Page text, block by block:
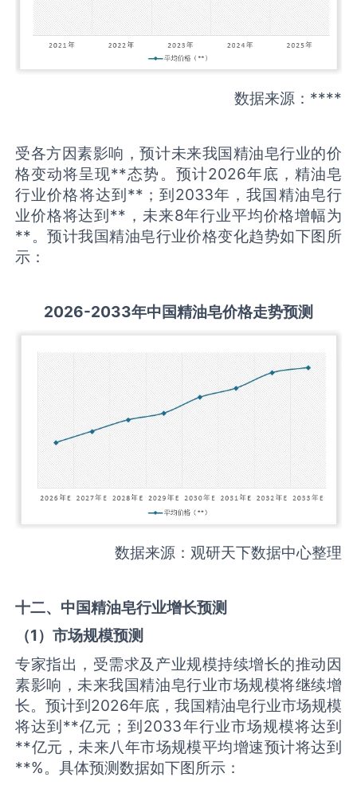
数据来源：****
受各方因素影响，预计未来我国精油皂行业的价
格变动将呈现**态势。预计2026年底，精油皂
行业价格将达到**；到2033年，我国精油皂行
业价格将达到**，未来8年行业平均价格增幅为
**。预计我国精油皂行业价格变化趋势如下图所
示：
2026-2033年中国精油皂价格走势预测
数据来源：观研天下数据中心整理
十二、中国精油皂行业增长预测
（1）市场规模预测
专家指出，受需求及产业规模持续增长的推动因
素影响，未来我国精油皂行业市场规模将继续增
长。预计到2026年底，我国精油皂行业市场规模
将达到**亿元；到2033年行业市场规模将达到
**亿元，未来八年市场规模平均增速预计将达到
**%。具体预测数据如下图所示：